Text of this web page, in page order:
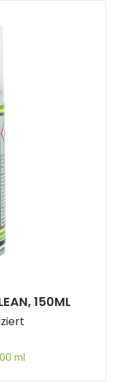
150ML
ml